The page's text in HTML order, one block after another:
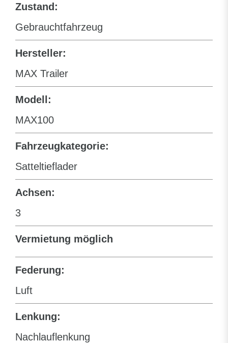
Zustand:
Gebrauchtfahrzeug
Hersteller:
MAX Trailer
Modell:
MAX100
Fahrzeugkategorie:
Satteltieflader
Achsen:
3
Vermietung möglich
Federung:
Luft
Lenkung:
Nachlauflenkung